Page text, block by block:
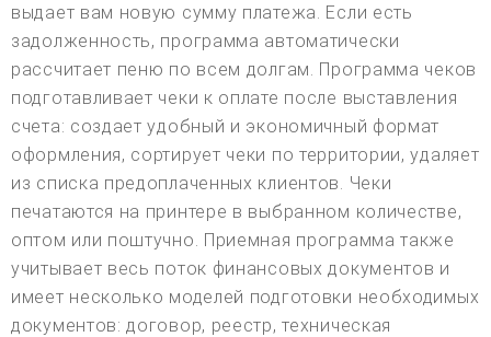
выдает вам новую сумму платежа. Если есть
задолженность, программа автоматически
рассчитает пеню по всем долгам. Программа чеков
подготавливает чеки к оплате после выставления
счета: создает удобный и экономичный формат
оформления, сортирует чеки по территории, удаляет
из списка предоплаченных клиентов. Чеки
печатаются на принтере в выбранном количестве,
оптом или поштучно. Приемная программа также
учитывает весь поток финансовых документов и
имеет несколько моделей подготовки необходимых
документов: договор, реестр, техническая